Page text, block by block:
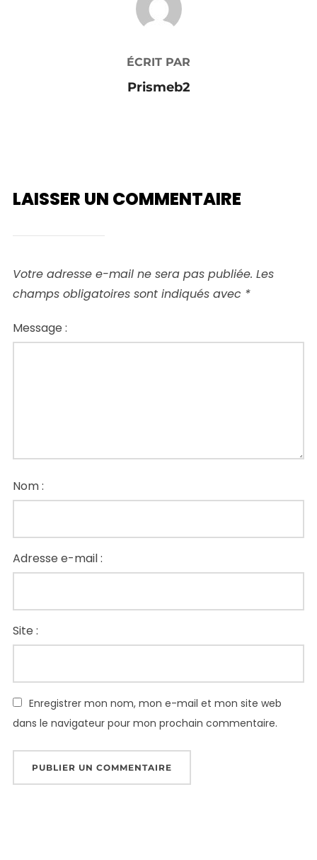
ÉCRIT PAR
Prismeb2
LAISSER UN COMMENTAIRE
Votre adresse e-mail ne sera pas publiée. Les
champs obligatoires sont indiqués avec *
Message :
Nom :
Adresse e-mail :
Site :
Enregistrer mon nom, mon e-mail et mon site web
dans le navigateur pour mon prochain commentaire.